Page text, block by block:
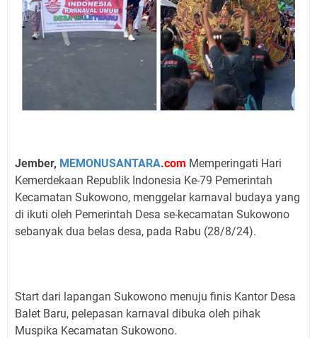
Jember, MEMONUSANTARA.com Memperingati Hari
Kemerdekaan Republik Indonesia Ke-79 Pemerintah
Kecamatan Sukowono, menggelar karnaval budaya yang
di ikuti oleh Pemerintah Desa se-kecamatan Sukowono
sebanyak dua belas desa, pada Rabu (28/8/24).
Start dari lapangan Sukowono menuju finis Kantor Desa
Balet Baru, pelepasan karnaval dibuka oleh pihak
Muspika Kecamatan Sukowono.